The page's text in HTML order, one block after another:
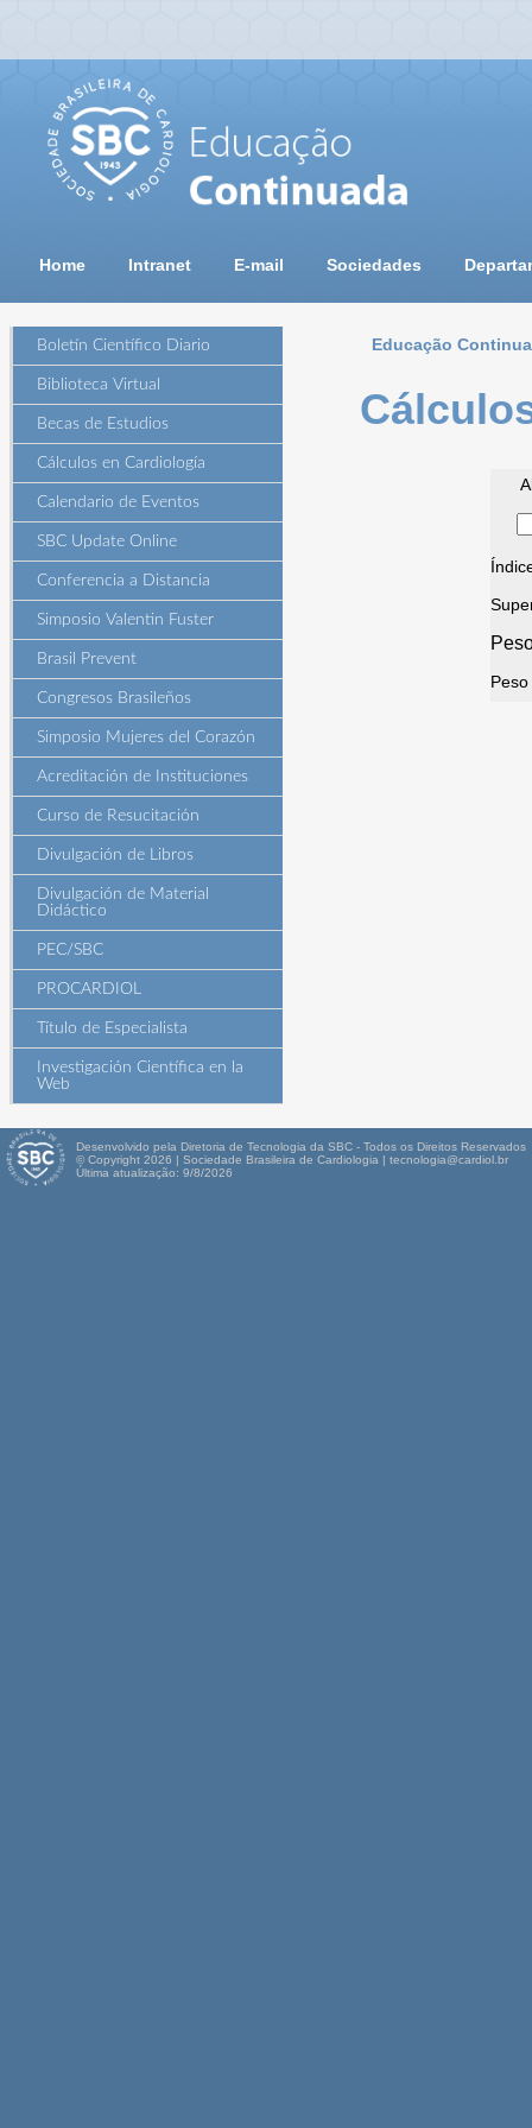
Home Intranet E-mail Sociedades
Boletín Científico Diario
Biblioteca Virtual
Becas de Estudios
Cálculos en Cardiología
Calendario de Eventos
SBC Update Online
Conferencia a Distancia
Simposio Valentin Fuster
Brasil Prevent
Congresos Brasileños
Simposio Mujeres del Corazón
Acreditación de Instituciones
Curso de Resucitación
Divulgación de Libros
Divulgación de Material
Didáctico
PEC/SBC
PROCARDIOL
Título de Especialista
Investigación Científica en la
Web
Educação
Desenvolvido pela Diretoria de Tecnologia da SBC - Todos os Direitos Reservados
© Copyright 2026 | Sociedade Brasileira de Cardiologia | tecnologia@cardiol.br
Última atualização: 9/8/2026